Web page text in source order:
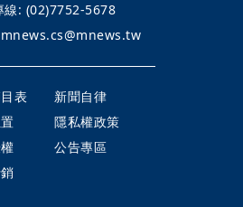
線: (02)7752-5678
mnews.cs@mnews.tw
表
新聞自律
隱私權政策
公告專區